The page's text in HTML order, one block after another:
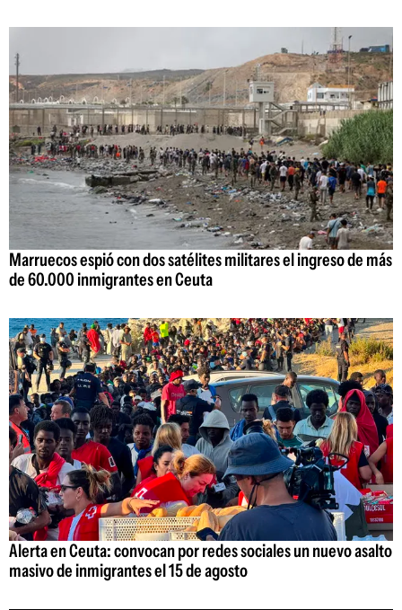
Marruecos espió con dos satélites militares el ingreso de más
de 60.000 inmigrantes en Ceuta
Alerta en Ceuta: convocan por redes sociales un nuevo asalto
masivo de inmigrantes el 15 de agosto